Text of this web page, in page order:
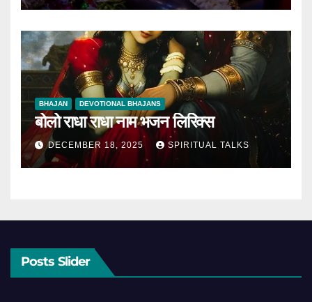
BHAJAN DEVOTIONAL BHAJANS
बोलो राधा राधा नाम भजन लिरिक्स
DECEMBER 18, 2025 SPIRITUAL TALKS
Posts Slider